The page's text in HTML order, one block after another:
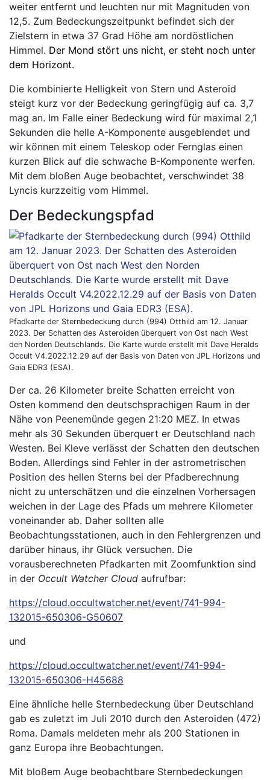
weiter entfernt und leuchten nur mit Magnituden von
12,5. Zum Bedeckungszeitpunkt befindet sich der
Zielstern in etwa 37 Grad Höhe am nordöstlichen
Himmel. Der Mond stört uns nicht, er steht noch unter
dem Horizont.
Die kombinierte Helligkeit von Stern und Asteroid
steigt kurz vor der Bedeckung geringfügig auf ca. 3,7
mag an. Im Falle einer Bedeckung wird für maximal 2,1
Sekunden die helle A-Komponente ausgeblendet und
wir können mit einem Teleskop oder Fernglas einen
kurzen Blick auf die schwache B-Komponente werfen.
Mit dem bloßen Auge beobachtet, verschwindet 38
Lyncis kurzzeitig vom Himmel.
Der Bedeckungspfad
Pfadkarte der Sternbedeckung durch (994) Otthild am 12. Januar
2023. Der Schatten des Asteroiden überquert von Ost nach West
den Norden Deutschlands. Die Karte wurde erstellt mit Dave Heralds
Occult V4.2022.12.29 auf der Basis von Daten von JPL Horizons und
Gaia EDR3 (ESA).
Der ca. 26 Kilometer breite Schatten erreicht von
Osten kommend den deutschsprachigen Raum in der
Nähe von Peenemünde gegen 21:20 MEZ. In etwas
mehr als 30 Sekunden überquert er Deutschland nach
Westen. Bei Kleve verlässt der Schatten den deutschen
Boden. Allerdings sind Fehler in der astrometrischen
Position des hellen Sterns bei der Pfadberechnung
nicht zu unterschätzen und die einzelnen Vorhersagen
weichen in der Lage des Pfads um mehrere Kilometer
voneinander ab. Daher sollten alle
Beobachtungsstationen, auch in den Fehlergrenzen und
darüber hinaus, ihr Glück versuchen. Die
vorausberechneten Pfadkarten mit Zoomfunktion sind
in der Occult Watcher Cloud aufrufbar:
https://cloud.occultwatcher.net/event/741-994-
132015-650306-G50607
und
https://cloud.occultwatcher.net/event/741-994-
132015-650306-H45688
Eine ähnliche helle Sternbedeckung über Deutschland
gab es zuletzt im Juli 2010 durch den Asteroiden (472)
Roma. Damals meldeten mehr als 200 Stationen in
ganz Europa ihre Beobachtungen.
Mit bloßem Auge beobachtbare Sternbedeckungen